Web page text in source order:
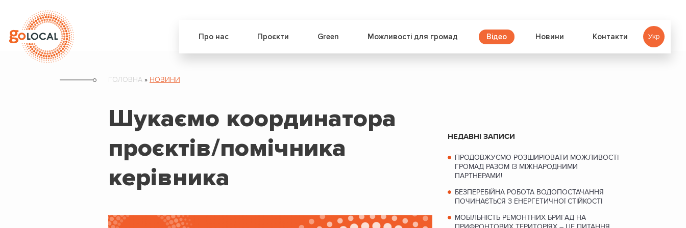
Про нас Проєкти Green Можливості для громад Відео Новини Контакти Укр
ГОЛОВНА » НОВИНИ
Шукаємо координатора
проєктів/помічника
керівника
НЕДАВНІ ЗАПИСИ
ПРОДОВЖУЄМО РОЗШИРЮВАТИ МОЖЛИВОСТІ
ГРОМАД РАЗОМ ІЗ МІЖНАРОДНИМИ
ПАРТНЕРАМИ!
БЕЗПЕРЕБІЙНА РОБОТА ВОДОПОСТАЧАННЯ
ПОЧИНАЄТЬСЯ З ЕНЕРГЕТИЧНОЇ СТІЙКОСТІ
МОБІЛЬНІСТЬ РЕМОНТНИХ БРИГАД НА